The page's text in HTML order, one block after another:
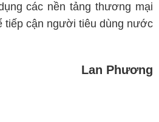
các nền tảng thương mại
tiếp cận người tiêu dùng nước
Lan Phương